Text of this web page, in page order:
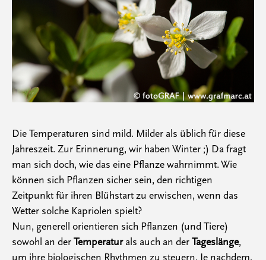
Die Temperaturen sind mild. Milder als üblich für diese
Jahreszeit. Zur Erinnerung, wir haben Winter ;) Da fragt
man sich doch, wie das eine Pflanze wahrnimmt. Wie
können sich Pflanzen sicher sein, den richtigen
Zeitpunkt für ihren Blühstart zu erwischen, wenn das
Wetter solche Kapriolen spielt?
Nun, generell orientieren sich Pflanzen (und Tiere)
sowohl an derTemperaturals auch an derTageslänge,
um ihre biologischen Rhythmen zu steuern. Je nachdem,